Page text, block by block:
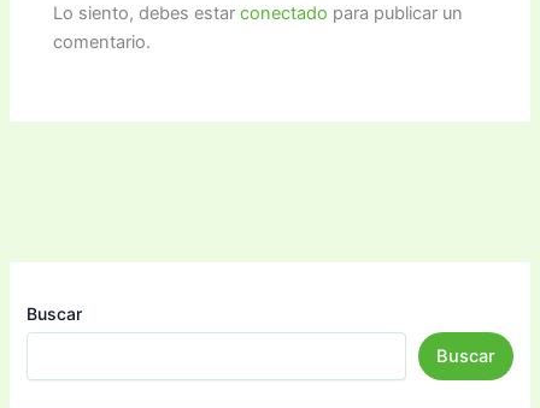
Lo siento, debes estarconectado para publicar un
comentario.
Buscar
Buscar